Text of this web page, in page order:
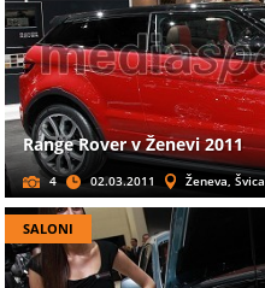
Range Rover v Ženevi 2011
4 02.03.2011 Ženeva, Švica
SALONI